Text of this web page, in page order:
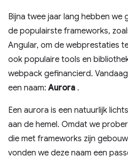
Bijna twee jaar lang hebben we
de populairste frameworks,
Angular, om de webprestaties
ook populaire tools en
webpack gefinancierd.
een naam:Aurora .
Een aurora is een natuurlijk
aan de hemel. Omdat we
die met frameworks zijn
vonden we deze naam een